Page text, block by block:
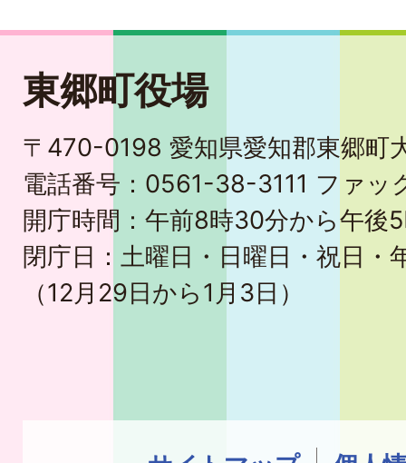
東郷町役場
〒470-0198 愛知県愛知郡東郷町
電話番号：0561-38-3111 ファ
開庁時間：午前8時30分から午後
閉庁日：土曜日・日曜日・祝日・
（12月29日から1月3日）